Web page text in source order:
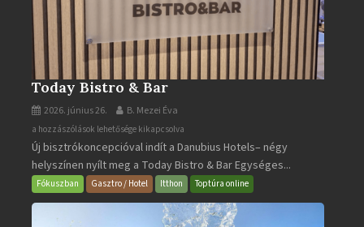
Today Bistro & Bar
2026. június 26. B. Mezei Éva
Today
Bistro
&
Bar
a hozzászólások lehetősége kikapcsolva
Új bisztrókoncepcióval indít a Danubius Hotels– négy
helyszínen nyílt meg a Today Bistro & Bar Egységes...
Fókuszban Gasztro / Hotel Itthon Toptúra online